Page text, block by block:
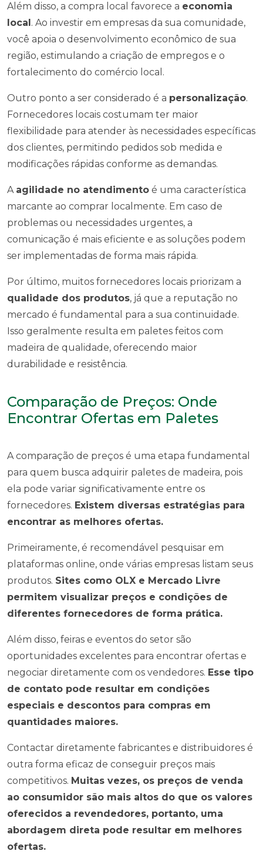
Além disso, a compra local favorece a economia
local. Ao investir em empresas da sua comunidade,
você apoia o desenvolvimento econômico de sua
região, estimulando a criação de empregos e o
fortalecimento do comércio local.
Outro ponto a ser considerado é a personalização.
Fornecedores locais costumam ter maior
flexibilidade para atender às necessidades específicas
dos clientes, permitindo pedidos sob medida e
modificações rápidas conforme as demandas.
A agilidade no atendimento é uma característica
marcante ao comprar localmente. Em caso de
problemas ou necessidades urgentes, a
comunicação é mais eficiente e as soluções podem
ser implementadas de forma mais rápida.
Por último, muitos fornecedores locais priorizam a
qualidade dos produtos, já que a reputação no
mercado é fundamental para a sua continuidade.
Isso geralmente resulta em paletes feitos com
madeira de qualidade, oferecendo maior
durabilidade e resistência.
Comparação de Preços: Onde
Encontrar Ofertas em Paletes
A comparação de preços é uma etapa fundamental
para quem busca adquirir paletes de madeira, pois
ela pode variar significativamente entre os
fornecedores. Existem diversas estratégias para
encontrar as melhores ofertas.
Primeiramente, é recomendável pesquisar em
plataformas online, onde várias empresas listam seus
produtos. Sites como OLX e Mercado Livre
permitem visualizar preços e condições de
diferentes fornecedores de forma prática.
Além disso, feiras e eventos do setor são
oportunidades excelentes para encontrar ofertas e
negociar diretamente com os vendedores. Esse tipo
de contato pode resultar em condições
especiais e descontos para compras em
quantidades maiores.
Contactar diretamente fabricantes e distribuidores é
outra forma eficaz de conseguir preços mais
competitivos. Muitas vezes, os preços de venda
ao consumidor são mais altos do que os valores
oferecidos a revendedores, portanto, uma
abordagem direta pode resultar em melhores
ofertas.